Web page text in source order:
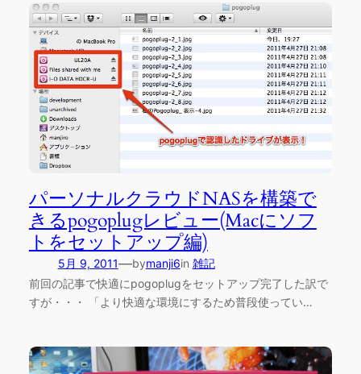
パーソナルクラウドNASを構築で
きるpogoplugレビュー(Macにソフ
トをセットアップ編)
5月 9, 2011—bymanji6in 雑記
前回の記事で快適にpogoplugをセットアップ完了した訳で
すが・・・ 「より快適な環境にするため普段使ってい…